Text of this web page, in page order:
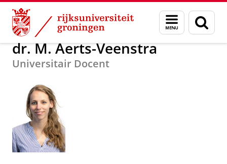
Skip
Content
Skip
Navigation
Menu
en
zoeken
Over ons dr. M. Aerts-Veenstra
dr. M. Aerts-Veenstra
Universitair Docent